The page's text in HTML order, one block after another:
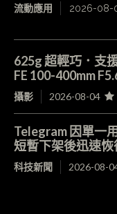
流動應用 2026-08-
625g 超輕巧．支
FE 100-400mm
攝影 2026-08-04
Telegram 因單一
短暫下架後迅速恢
科技新聞 2026-08-